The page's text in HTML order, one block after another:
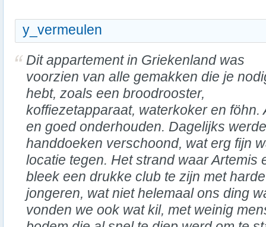
y_vermeulen
Dit appartement in Griekenland was
voorzien van alle gemakken die je
hebt, zoals een broodrooster,
koffiezetapparaat, waterkoker en
en goed onderhouden. Dagelijks
handdoeken verschoond, wat erg fijn
locatie tegen. Het strand waar Artemis
bleek een drukke club te zijn met
jongeren, wat niet helemaal ons ding
vonden we ook wat kil, met weinig